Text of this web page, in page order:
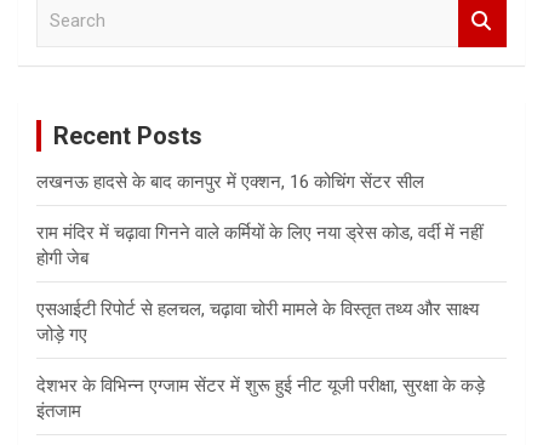
Recent Posts
लखनऊ हादसे के बाद कानपुर में एक्शन, 16 कोचिंग सेंटर सील
राम मंदिर में चढ़ावा गिनने वाले कर्मियों के लिए नया ड्रेस कोड, वर्दी में नहीं
होगी जेब
एसआईटी रिपोर्ट से हलचल, चढ़ावा चोरी मामले के विस्तृत तथ्य और साक्ष्य
जोड़े गए
देशभर के विभिन्न एग्जाम सेंटर में शुरू हुई नीट यूजी परीक्षा, सुरक्षा के कड़े
इंतजाम